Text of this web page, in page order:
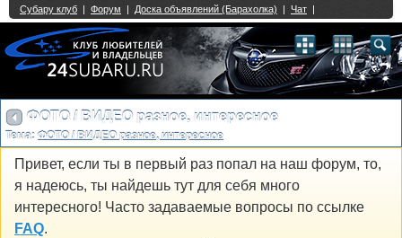
ФОТО / ВИДЕО разное, интересное
Тема: ФОТО / ВИДЕО разное, интересное
Привет, если ты в первый раз попал на наш форум, то,
я надеюсь, ты найдешь тут для себя много
интересного! Часто задаваемые вопросы по ссылке
FAQ.
Single Sign On provided byvBSSO
2 3 4 5 6 7 8 9 10 11 12 13 14 15 16 17 18 21 22 23 24 25 26
27 28 29 30 31 32 33 34 35 36 37 38 39 40 41 42 43